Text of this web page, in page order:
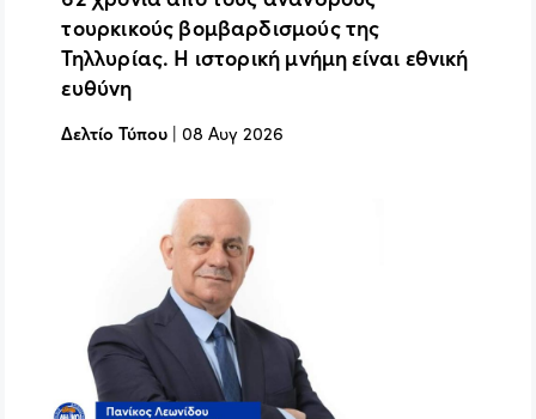
τουρκικούς βομβαρδισμούς της
Τηλλυρίας. Η ιστορική μνήμη είναι εθνική
ευθύνη
Δελτίο Τύπου |08 Αυγ 2026